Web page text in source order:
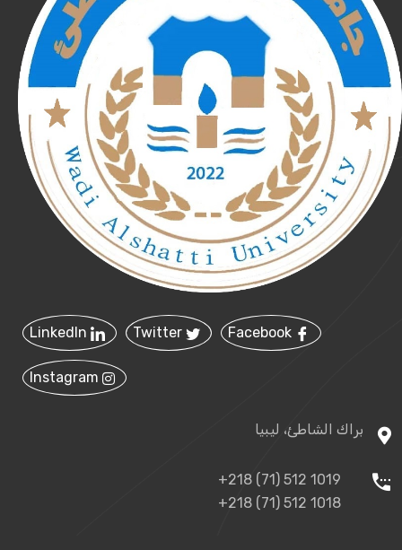
براك الشاطئ، ليبيا
+218 (71) 512 1019
+218 (71) 512 1018